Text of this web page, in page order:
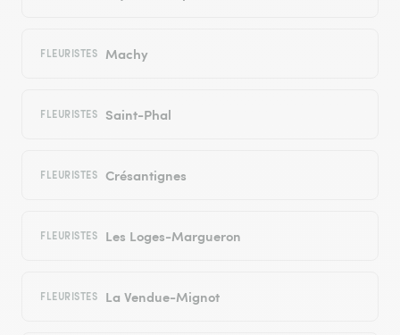
FLEURISTES Machy
FLEURISTES Saint-Phal
FLEURISTES Crésantignes
FLEURISTES Les Loges-Margueron
FLEURISTES La Vendue-Mignot